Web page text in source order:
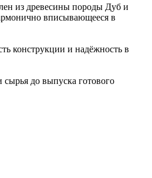
из древесины породы Дуб и
вписывающееся в
конструкции и надёжность в
до выпуска готового